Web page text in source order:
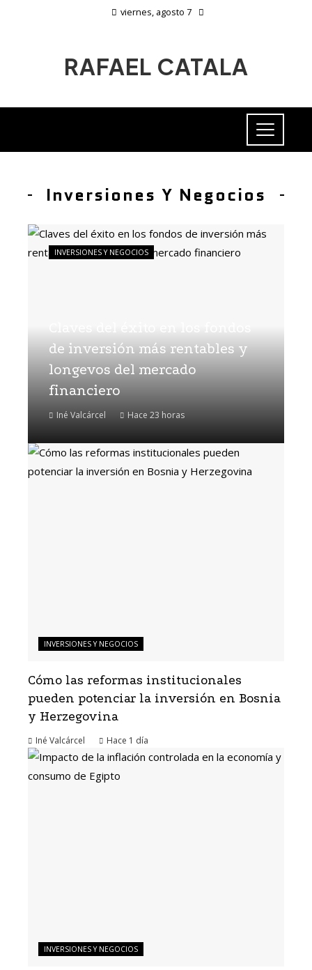
viernes, agosto 7
RAFAEL CATALA
Inversiones Y Negocios
de inversión más rentables y
longevos del mercado
financiero
Iné Valcárcel Hace 23 horas
INVERSIONES Y NEGOCIOS
INVERSIONES Y NEGOCIOS
Cómo las reformas institucionales
pueden potenciar la inversión en Bosnia
y Herzegovina
Iné Valcárcel Hace 1 día
INVERSIONES Y NEGOCIOS